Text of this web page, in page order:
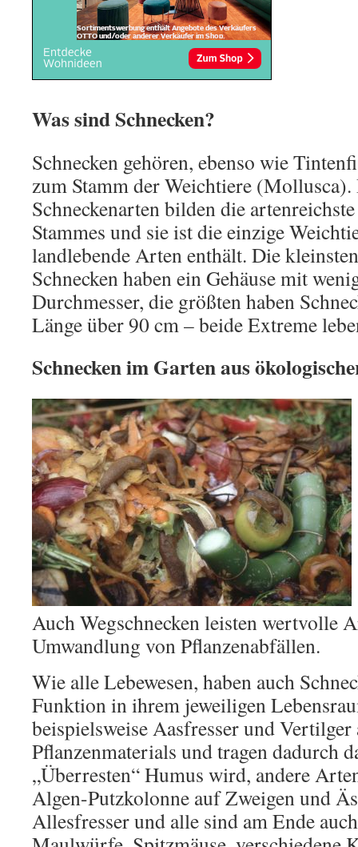
Was sind Schnecken?
Schnecken gehören, ebenso wie
zum Stamm der Weichtiere
Schneckenarten bilden die
Stammes und sie ist die einzige
landlebende Arten enthält. Die
Schnecken haben ein Gehäuse mit
Durchmesser, die größten haben
Länge über 90 cm – beide Extreme
Schnecken im Garten aus
Auch Wegschnecken leisten wertvolle
Umwandlung von Pflanzenabfällen.
Wie alle Lebewesen, haben auch
Funktion in ihrem jeweiligen
beispielsweise Aasfresser und Vertilger
Pflanzenmaterials und tragen dadurch
„Überresten“ Humus wird, andere
Algen-Putzkolonne auf Zweigen und
Allesfresser und alle sind am Ende